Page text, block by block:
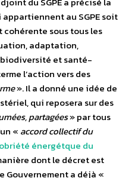
au SGPE soit
cohérente sous tous les
adaptation,
biodiversité et santé-
l’action vers des
». Il a donné une idée de
qui reposera sur des
partagées» par tous
« accord collectif du
énergétque du
dont le décret est
Gouvernement a déjà «